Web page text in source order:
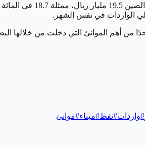
#واردات#نفط#ميناء#موانئ